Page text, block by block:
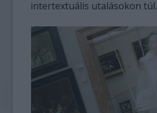
intertextuális utalásokon túl.